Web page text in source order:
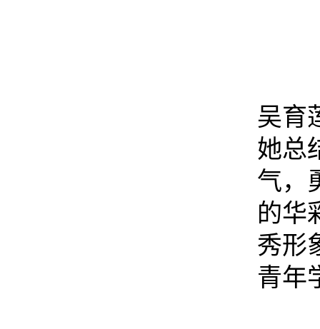
吴育
她总
气，
的华
秀形
青年